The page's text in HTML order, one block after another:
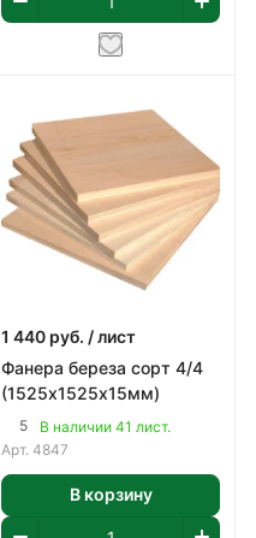
1 440 руб. / лист
Фанера береза сорт 4/4
(1525х1525х15мм)
5
В наличии 41 лист.
Арт. 4847
В корзину